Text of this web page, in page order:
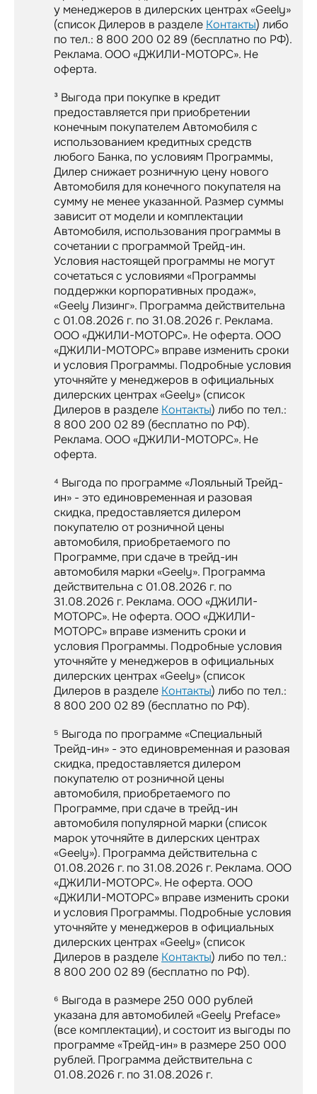
у менеджеров в дилерских центрах «Geely»
(список Дилеров в разделе Контакты) либо
по тел.: 8 800 200 02 89 (бесплатно по РФ).
Реклама. ООО «ДЖИЛИ-МОТОРС». Не
оферта.
³ Выгода при покупке в кредит
предоставляется при приобретении
конечным покупателем Автомобиля с
использованием кредитных средств
любого Банка, по условиям Программы,
Дилер снижает розничную цену нового
Автомобиля для конечного покупателя на
сумму не менее указанной. Размер суммы
зависит от модели и комплектации
Автомобиля, использования программы в
сочетании с программой Трейд-ин.
Условия настоящей программы не могут
сочетаться с условиями «Программы
поддержки корпоративных продаж»,
«Geely Лизинг». Программа действительна
с 01.08.2026 г. по 31.08.2026 г. Реклама.
ООО «ДЖИЛИ-МОТОРС». Не оферта. ООО
«ДЖИЛИ-МОТОРС» вправе изменить сроки
и условия Программы. Подробные условия
уточняйте у менеджеров в официальных
дилерских центрах «Geely» (список
Дилеров в разделе Контакты) либо по тел.:
8 800 200 02 89 (бесплатно по РФ).
Реклама. ООО «ДЖИЛИ-МОТОРС». Не
оферта.
⁴ Выгода по программе «Лояльный Трейд-
ин» - это единовременная и разовая
скидка, предоставляется дилером
покупателю от розничной цены
автомобиля, приобретаемого по
Программе, при сдаче в трейд-ин
автомобиля марки «Geely». Программа
действительна с 01.08.2026 г. по
31.08.2026 г. Реклама. ООО «ДЖИЛИ-
МОТОРС». Не оферта. ООО «ДЖИЛИ-
МОТОРС» вправе изменить сроки и
условия Программы. Подробные условия
уточняйте у менеджеров в официальных
дилерских центрах «Geely» (список
Дилеров в разделе Контакты) либо по тел.:
8 800 200 02 89 (бесплатно по РФ).
⁵ Выгода по программе «Специальный
Трейд-ин» - это единовременная и разовая
скидка, предоставляется дилером
покупателю от розничной цены
автомобиля, приобретаемого по
Программе, при сдаче в трейд-ин
автомобиля популярной марки (список
марок уточняйте в дилерских центрах
«Geely»). Программа действительна с
01.08.2026 г. по 31.08.2026 г. Реклама. ООО
«ДЖИЛИ-МОТОРС». Не оферта. ООО
«ДЖИЛИ-МОТОРС» вправе изменить сроки
и условия Программы. Подробные условия
уточняйте у менеджеров в официальных
дилерских центрах «Geely» (список
Дилеров в разделе Контакты) либо по тел.:
8 800 200 02 89 (бесплатно по РФ).
⁶ Выгода в размере 250 000 рублей
указана для автомобилей «Geely Preface»
(все комплектации), и состоит из выгоды по
программе «Трейд-ин» в размере 250 000
рублей. Программа действительна с
01.08.2026 г. по 31.08.2026 г.